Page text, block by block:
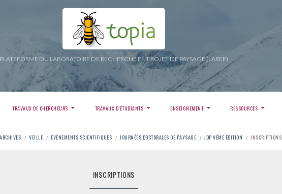
PLATEFORME DU LABORATOIRE DE RECHERCHE EN PROJET DE PAYSAGE (LAREP)
TRAVAUX DE CHERCHEURS TRAVAUX D’ÉTUDIANTS ENSEIGNEMENT RESSOURCES
ARCHIVES VEILLE EVÉNEMENTS SCIENTIFIQUES JOURNÉES DOCTORALES DE PAYSAGE JDP VÈME ÉDITION INSCRIPTIONS
INSCRIPTIONS